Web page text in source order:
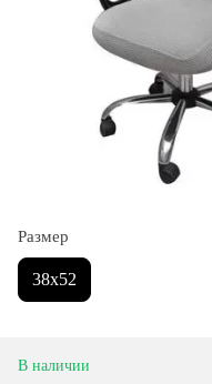
Размер
38х52
В наличии